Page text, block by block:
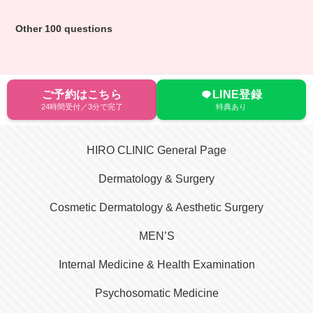
Other 100 questions
ご予約はこちら
24時間受付／3分で完了
LINE登録
特典あり
HIRO CLINIC General Page
Dermatology & Surgery
Cosmetic Dermatology & Aesthetic Surgery
MEN’S
Internal Medicine & Health Examination
Psychosomatic Medicine